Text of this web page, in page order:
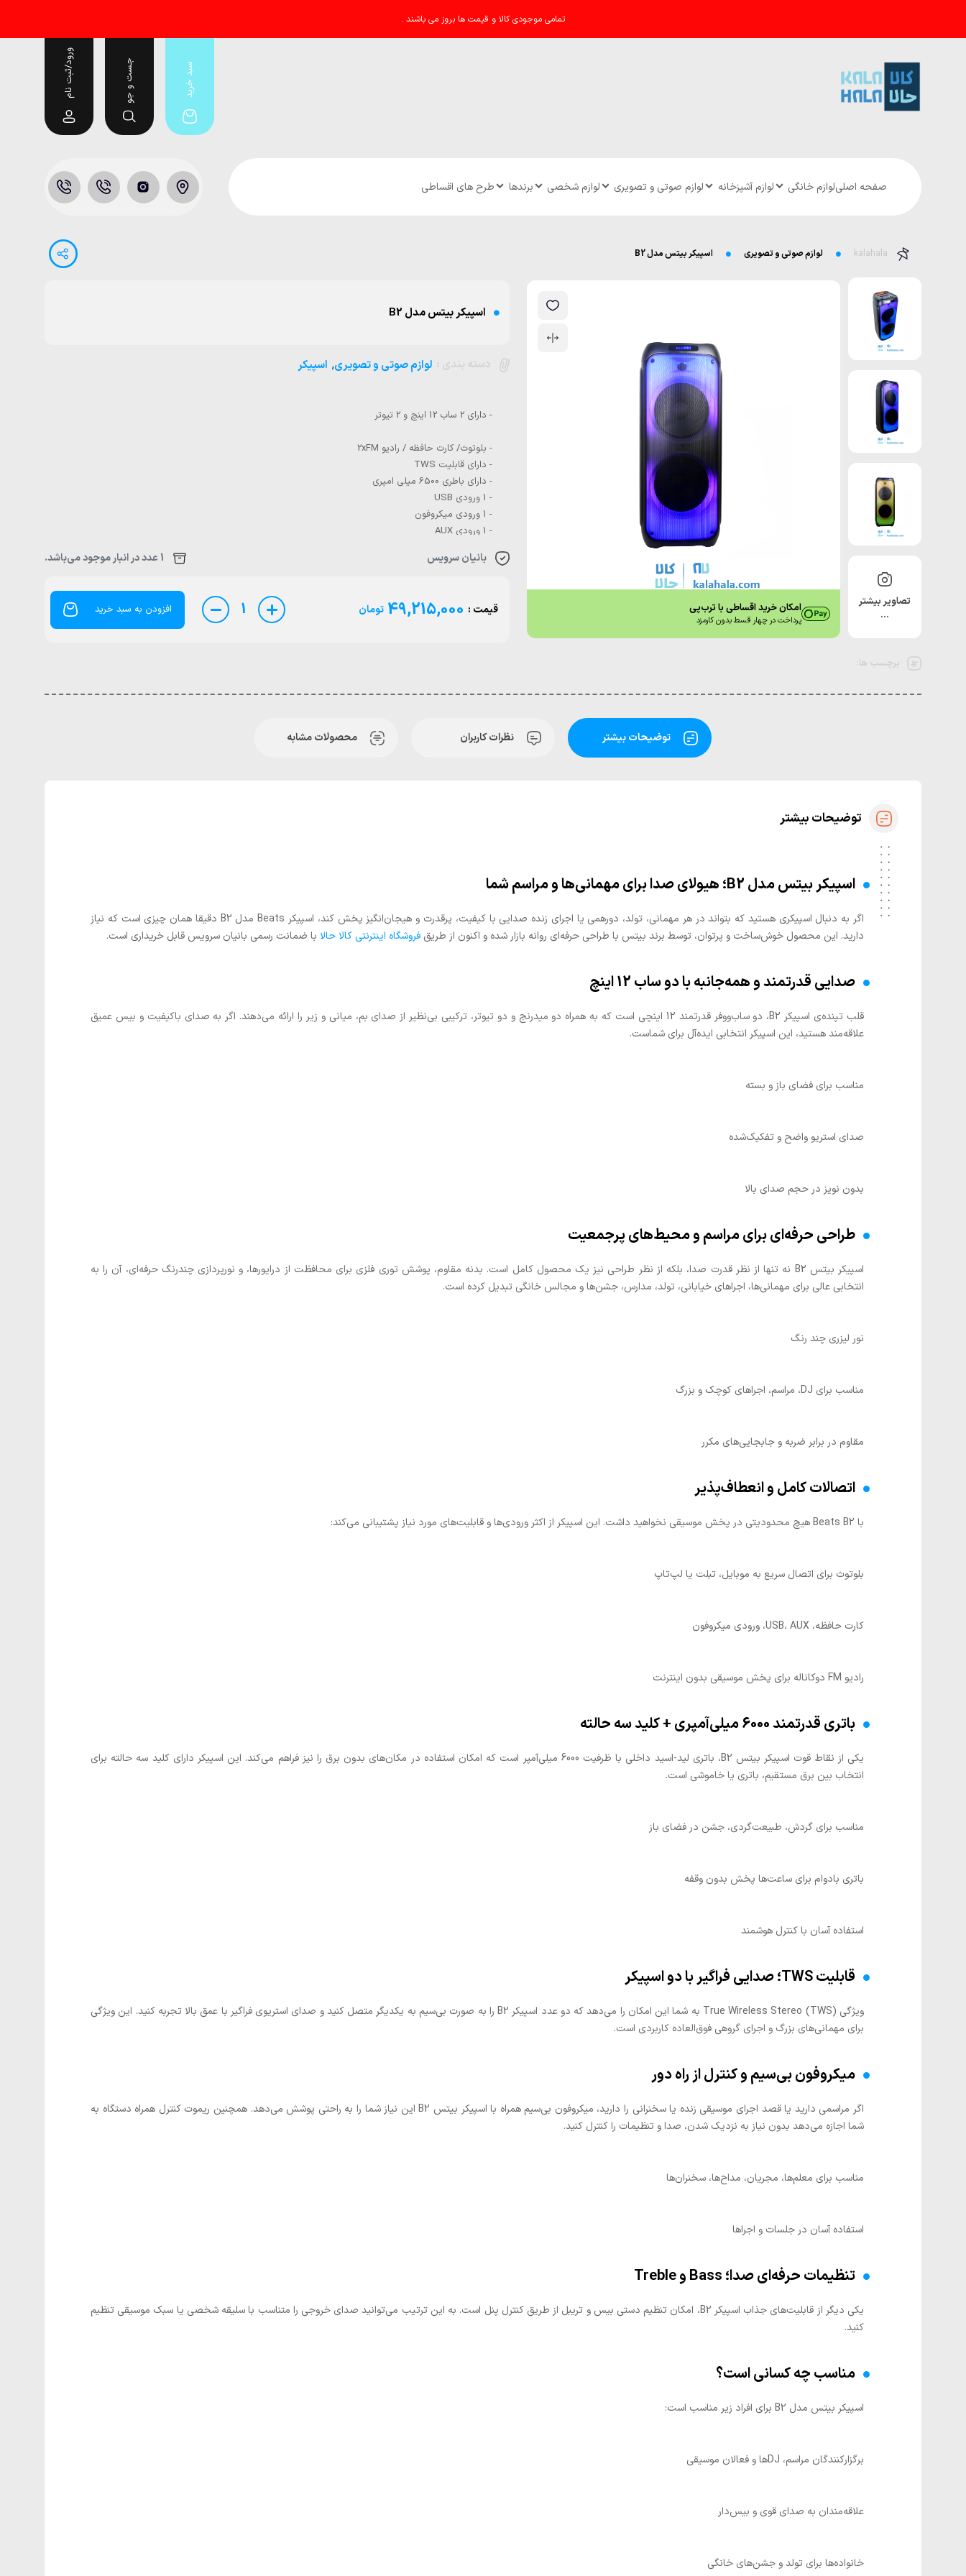
تمامی موجودی کالا و قیمت ها بروز می باشند .
سبد خرید جست و جو ورود/ثبت نام
صفحه اصلیلوازم خانگی لوازم آشپزخانه لوازم صوتی و تصویری لوازم شخصی برندها طرح های اقساطی
kalahala لوازم صوتی و تصویری اسپیکر بیتس مدل B2
تصاویر بیشتر
…
امکان خرید اقساطی با ترب‌پی
پرداخت در چهار قسط بدون کارمزد
اسپیکر بیتس مدل B2
لوازم صوتی و تصویری, اسپیکر
- دارای توری محافظ فلزی
بانیان سرویس 1 عدد در انبار موجود می‌باشد.
قیمت : 49,215,000 تومان 1 افزودن به سبد خرید
توضیحات بیشتر نظرات کاربران محصولات مشابه
توضیحات بیشتر
اسپیکر بیتس مدل B2؛ هیولای صدا برای مهمانی‌ها و مراسم شما
اگر به دنبال اسپیکری هستید که بتواند در هر مهمانی، تولد، دورهمی یا اجرای زنده صدایی با کیفیت، پرقدرت و هیجان‌انگیز پخش کند، اسپیکر Beats مدل B2 دقیقا همان چیزی است که نیاز
دارید. این محصول خوش‌ساخت و پرتوان، توسط برند بیتس با طراحی حرفه‌ای روانه بازار شده و اکنون از طریق فروشگاه اینترنتی کالا حالا با ضمانت رسمی بانیان سرویس قابل خریداری است.
صدایی قدرتمند و همه‌جانبه با دو ساب 12 اینچ
قلب تپنده‌ی اسپیکر B2، دو ساب‌ووفر قدرتمند 12 اینچی است که به همراه دو میدرنج و دو تیوتر، ترکیبی بی‌نظیر از صدای بم، میانی و زیر را ارائه می‌دهند. اگر به صدای باکیفیت و بیس عمیق
علاقه‌مند هستید، این اسپیکر انتخابی ایده‌آل برای شماست.
مناسب برای فضای باز و بسته
صدای استریو واضح و تفکیک‌شده
بدون نویز در حجم صدای بالا
طراحی حرفه‌ای برای مراسم و محیط‌های پرجمعیت
اسپیکر بیتس B2 نه تنها از نظر قدرت صدا، بلکه از نظر طراحی نیز یک محصول کامل است. بدنه مقاوم، پوشش توری فلزی برای محافظت از درایورها، و نورپردازی چندرنگ حرفه‌ای، آن را به
انتخابی عالی برای مهمانی‌ها، اجراهای خیابانی، تولد، مدارس، جشن‌ها و مجالس خانگی تبدیل کرده است.
نور لیزری چند رنگ
مناسب برای DJ، مراسم‌، اجراهای کوچک و بزرگ
مقاوم در برابر ضربه و جابجایی‌های مکرر
اتصالات کامل و انعطاف‌پذیر
با Beats B2 هیچ محدودیتی در پخش موسیقی نخواهید داشت. این اسپیکر از اکثر ورودی‌ها و قابلیت‌های مورد نیاز پشتیبانی می‌کند:
بلوتوث برای اتصال سریع به موبایل، تبلت یا لپ‌تاپ
کارت حافظه، USB، AUX، ورودی میکروفون
رادیو FM دوکاناله برای پخش موسیقی بدون اینترنت
باتری قدرتمند 6000 میلی‌آمپری + کلید سه حالته
یکی از نقاط قوت اسپیکر بیتس B2، باتری لید-اسید داخلی با ظرفیت 6000 میلی‌آمپر است که امکان استفاده در مکان‌های بدون برق را نیز فراهم می‌کند. این اسپیکر دارای کلید سه حالته برای
انتخاب بین برق مستقیم، باتری یا خاموشی است.
مناسب برای گردش، طبیعت‌گردی، جشن در فضای باز
باتری بادوام برای ساعت‌ها پخش بدون وقفه
استفاده آسان با کنترل هوشمند
قابلیت TWS؛ صدایی فراگیر با دو اسپیکر
ویژگی True Wireless Stereo (TWS) به شما این امکان را می‌دهد که دو عدد اسپیکر B2 را به صورت بی‌سیم به یکدیگر متصل کنید و صدای استریوی فراگیر با عمق بالا تجربه کنید. این ویژگی
برای مهمانی‌های بزرگ و اجرای گروهی فوق‌العاده کاربردی است.
میکروفون بی‌سیم و کنترل از راه دور
اگر مراسمی دارید یا قصد اجرای موسیقی زنده یا سخنرانی را دارید، میکروفون بی‌سیم همراه با اسپیکر بیتس B2 این نیاز شما را به راحتی پوشش می‌دهد. همچنین ریموت کنترل همراه دستگاه به
شما اجازه می‌دهد بدون نیاز به نزدیک شدن، صدا و تنظیمات را کنترل کنید.
مناسب برای معلم‌ها، مجریان، مداح‌ها، سخنران‌ها
استفاده آسان در جلسات و اجراها
تنظیمات حرفه‌ای صدا؛ Bass و Treble
یکی دیگر از قابلیت‌های جذاب اسپیکر B2، امکان تنظیم دستی بیس و تریبل از طریق کنترل پنل است. به این ترتیب می‌توانید صدای خروجی را متناسب با سلیقه شخصی یا سبک موسیقی تنظیم
کنید.
مناسب چه کسانی است؟
اسپیکر بیتس مدل B2 برای افراد زیر مناسب است:
برگزارکنندگان مراسم، DJها و فعالان موسیقی
علاقه‌مندان به صدای قوی و بیس‌دار
خانواده‌ها برای تولد و جشن‌های خانگی